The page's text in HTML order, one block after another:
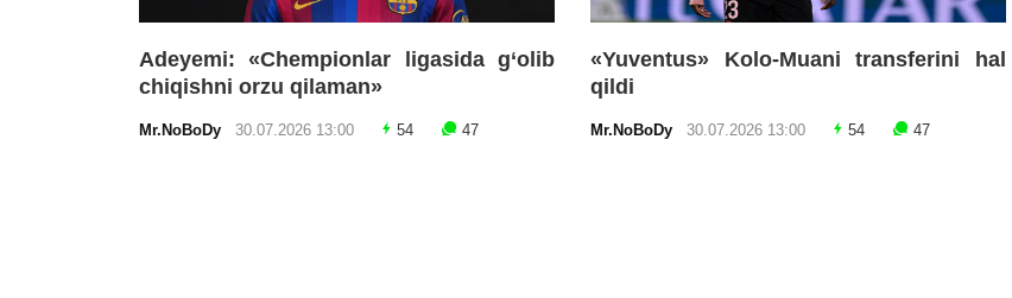
Adeyemi: «Chempionlar ligasida g‘olib
chiqishni orzu qilaman»
Mr.NoBoDy 30.07.2026 13:00 54 47
«Yuventus» Kolo-Muani transferini hal
qildi
Mr.NoBoDy 30.07.2026 13:00 54 47